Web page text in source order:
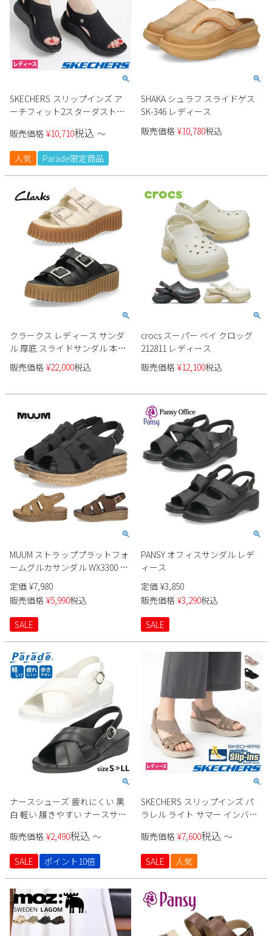
SKECHERS スリップインズ ア
ーチフィット2スターダスト
販売価格 ¥10,710税込 〜
人気 Parade限定商品
SHAKA シュラフ スライドゲス
SK-346 レディース
販売価格 ¥10,780税込
クラークス レディース サンダ
ル 厚底 スライドサンダル 本革
ブラック ホワイト レザーサン
ダル Clarks Torhill Slide トーヒ
販売価格 ¥22,000税込
crocs スーパー ベイ クロッグ
212811 レディース
販売価格 ¥12,100税込
MUUM ストラッププラットフォ
ームグルカサンダル WX3300 レ
ディース
定価 ¥7,980
販売価格 ¥5,990税込
SALE
PANSY オフィスサンダル レデ
ィース
定価 ¥3,850
販売価格 ¥3,290税込
SALE
ナースシューズ 疲れにくい 黒
白 軽い 履きやすい ナースサン
ラック ホワイト 厚底 ストラッ
プ 静音 レディース 靴 仕事
販売価格 ¥2,490税込 〜
SALE ポイント10倍
SKECHERS スリップインズ パ
ラレル ライト サマー インバイ
販売価格 ¥7,600税込 〜
SALE 人気